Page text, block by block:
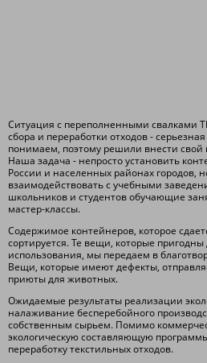
Ситуация с переполненными свалками
сбора и переработки отходов -
понимаем, поэтому решили внести свой
Наша задача - непросто установить
России и населенных районах городов,
взаимодействовать с учебными
школьников и студентов обучающие
мастер-классы.
Содержимое контейнеров, которое
сортируется. Те вещи, которые
использования, мы передаем в
Вещи, которые имеют дефекты,
приюты для животных.
Ожидаемые результаты реализации
налаживание бесперебойного
собственным сырьем. Помимо
экологическую составляющую
переработку текстильных отходов.